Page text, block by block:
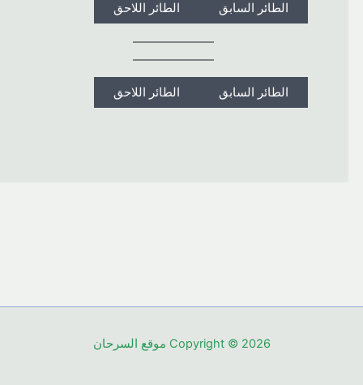
الطائر السابق الطائر اللاحق
الطائر السابق الطائر اللاحق
Copyright © 2026 موقع السرحان